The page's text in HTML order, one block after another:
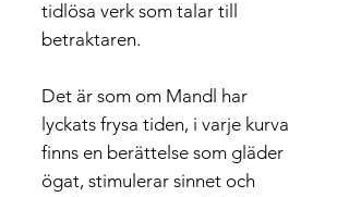
tidlösa verk som talar till
betraktaren.
Det är som om Mandl har
lyckats frysa tiden, i varje kurva
finns en berättelse som gläder
ögat, stimulerar sinnet och